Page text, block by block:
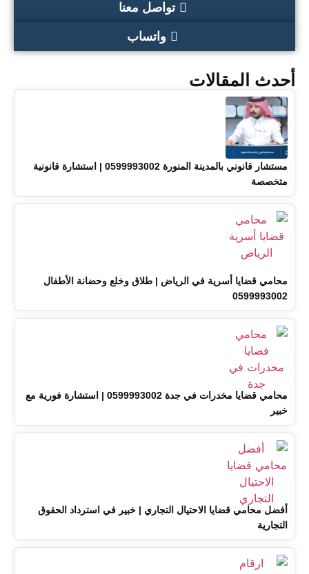
تواصل معنا
واتساب
أحدث المقالات
مستشار قانوني بالمدينة المنورة 0599993002 | استشارة قانونية
متخصصة
محامي قضايا أسرية في الرياض | طلاق وخلع وحضانة الأطفال
0599993002
محامي قضايا مخدرات في جدة 0599993002 | استشارة فورية مع
خبير
أفضل محامي قضايا الاحتيال التجاري | خبير في استرداد الحقوق
التجارية